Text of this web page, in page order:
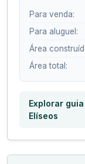
Para venda:
Para aluguel:
Área
Área total:
Explorar
Elíseos